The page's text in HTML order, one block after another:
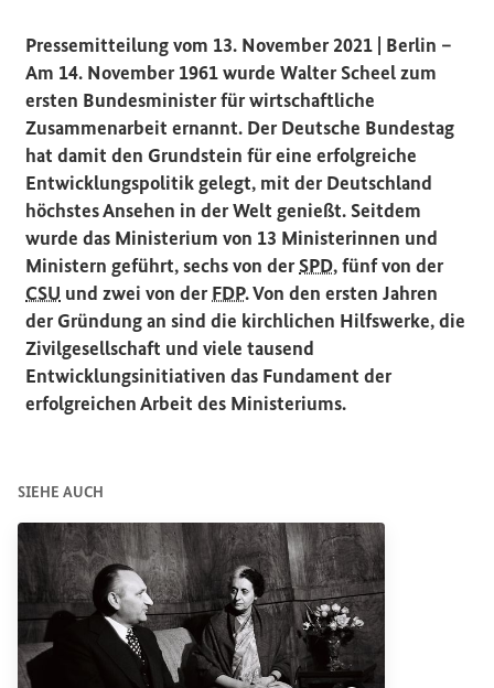
Pressemitteilung vom 13. November 2021 | Berlin –
Am 14. November 1961 wurde Walter Scheel zum
ersten Bundesminister für wirtschaftliche
Zusammenarbeit ernannt. Der Deutsche Bundestag
hat damit den Grundstein für eine erfolgreiche
Entwicklungspolitik gelegt, mit der Deutschland
höchstes Ansehen in der Welt genießt. Seitdem
wurde das Ministerium von 13 Ministerinnen und
Ministern geführt, sechs von derSPD, fünf von der
CSU und zwei von derFDP. Von den ersten Jahren
der Gründung an sind die kirchlichen Hilfswerke, die
Zivilgesellschaft und viele tausend
Entwicklungsinitiativen das Fundament der
erfolgreichen Arbeit des Ministeriums.
SIEHE AUCH